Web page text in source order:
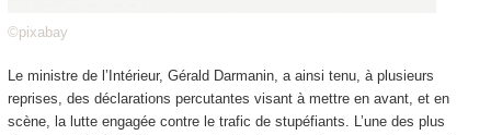
©pixabay
Le ministre de l’Intérieur, Gérald Darmanin, a ainsi tenu, à plusieurs
reprises, des déclarations percutantes visant à mettre en avant, et en
scène, la lutte engagée contre le trafic de stupéfiants. L’une des plus